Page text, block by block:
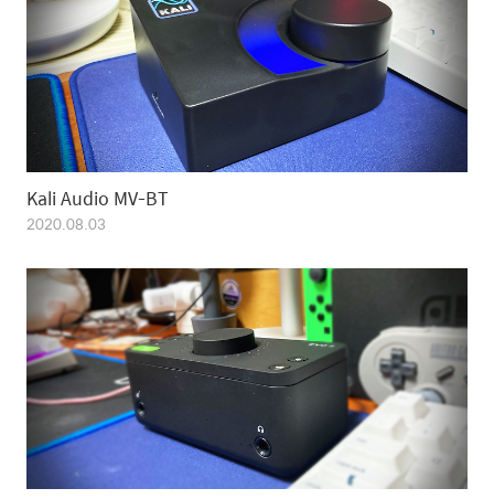
Kali Audio MV-BT
2020.08.03